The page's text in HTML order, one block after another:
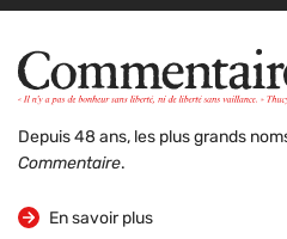
Depuis 48 ans, les plus grands
Commentaire.
En savoir plus
sur la revue